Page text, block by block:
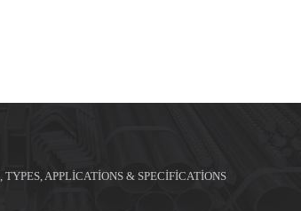
APPLICATIONS & SPECIFICATIONS